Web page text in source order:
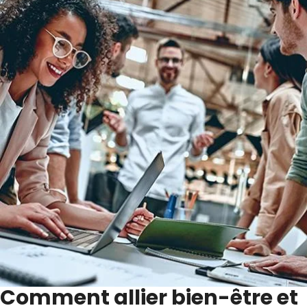
Comment allier bien-être et